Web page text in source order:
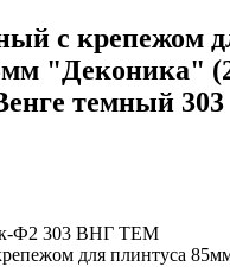
с крепежом
"Деконика"
темный 303
Ф2 303 ВНГ ТЕМ
для плинтуса